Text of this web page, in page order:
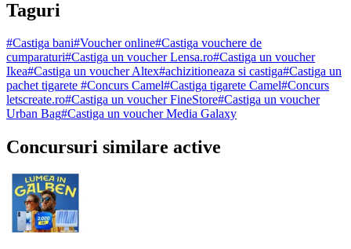
Taguri
#Castiga bani#Voucher online#Castiga vouchere de
cumparaturi#Castiga un voucher Lensa.ro#Castiga un voucher
Ikea#Castiga un voucher Altex#achizitioneaza si castiga#Castiga un
pachet tigarete #Concurs Camel#Castiga tigarete Camel#Concurs
letscreate.ro#Castiga un voucher FineStore#Castiga un voucher
Urban Bag#Castiga un voucher Media Galaxy
Concursuri similare active